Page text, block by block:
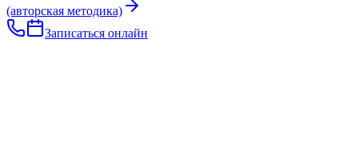
(авторская методика)
Записаться онлайн